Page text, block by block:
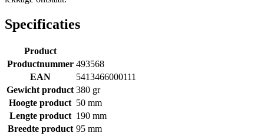
Specificaties
Product
Productnummer 493568
EAN
5413466000111
Gewicht product 380 gr
Hoogte product 50 mm
Lengte product 190 mm
Breedte product 95 mm